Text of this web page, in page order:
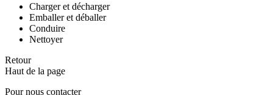
Charger et décharger
Emballer et déballer
Conduire
Nettoyer
Retour
Haut de la page
Pour nous contacter